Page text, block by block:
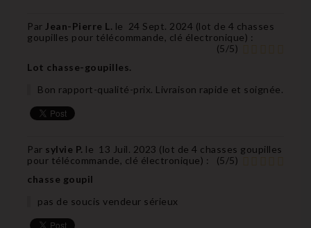
Par Jean-Pierre L. le 24 Sept. 2024 (lot de 4 chasses
goupilles pour télécommande, clé électronique) :
(5/5)
Lot chasse-goupilles.
Bon rapport-qualité-prix. Livraison rapide et soignée.
Par sylvie P. le 13 Juil. 2023 (lot de 4 chasses goupilles
pour télécommande, clé électronique) : (5/5)
chasse goupil
pas de soucis vendeur sérieux